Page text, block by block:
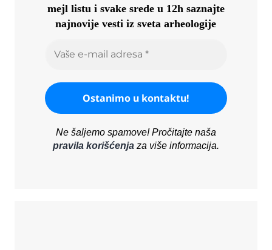
mejl listu i svake srede u 12h saznajte
najnovije vesti iz sveta arheologije
Ne šaljemo spamove! Pročitajte naša
pravila korišćenjaza više informacija.